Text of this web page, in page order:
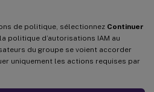
de politique, sélectionnez Continuer
politique d’autorisations IAM au
du groupe se voient accorder
uniquement les actions requises par